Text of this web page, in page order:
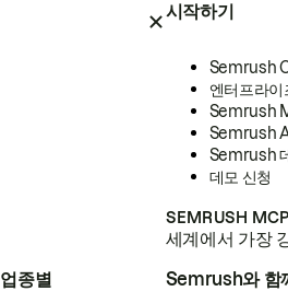
시작하기
Semrush
엔터프라이
Semrush
Semrush
Semrush
데모 신청
SEMRUSH
세계에서 가장
업종별 Semrush와 함